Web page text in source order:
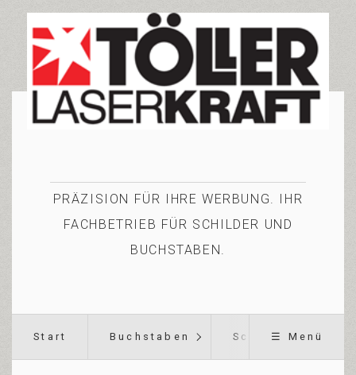
PRÄZISION FÜR IHRE WERBUNG. IHR
FACHBETRIEB FÜR SCHILDER UND
BUCHSTABEN.
Start Buchstaben Schilder☰ Menü